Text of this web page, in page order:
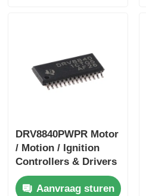
DRV8840PWPR Motor
/ Motion / Ignition
Controllers & Drivers
5A Brushed DC Motor
DriverAanvraag sturen